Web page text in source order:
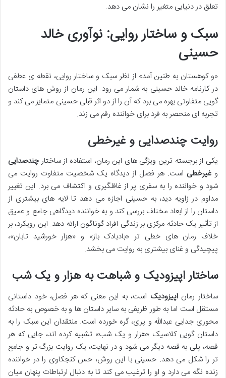
تعلق در دنیایی متغیر را نشان می دهد.
سبک و ساختار روایی: نوآوری خالد
حسینی
«و کوهستان به طنین آمد» از نظر سبک و ساختار روایی، نقطه ی عطفی
در کارنامه خالد حسینی به شمار می رود. این رمان از روش های داستان
گویی متفاوتی بهره می برد که آن را از دو اثر قبلی حسینی متمایز می کند و
تجربه ای منحصر به فرد برای خواننده رقم می زند.
روایت چندصدایی و غیرخطی
یکی از برجسته ترین ویژگی های این رمان، استفاده از ساختارچندصدایی
و غیرخطی است. هر فصل از دیدگاه یک شخصیت متفاوت روایت می
شود و خواننده را به سفری پر از غافلگیری و اکتشاف می برد. این تغییر
مداوم در زاویه دید، به حسینی اجازه می دهد تا لایه های بیشتری از
داستان را از ابعاد مختلف بررسی کند و به خواننده دیدگاهی جامع و عمیق
از تأثیر یک حادثه مرکزی بر زندگی افراد گوناگون ارائه دهد. این رویکرد، بر
خلاف رمان های خطی تر «بادبادک باز» و «هزار خورشید تابان»،
پیچیدگی و غنای بیشتری به روایت می بخشد.
ساختار اپیزودیک و شباهت به هزار و یک شب
ساختار رماناپیزودیک است، به این معنی که هر فصل، خود داستانی
مستقل است اما به طور ظریفی به سایر داستان ها و به خصوص به حادثه
محوری جدایی عبدالله و پری، گره خورده است. منتقدان این سبک را به
داستان گویی کلاسیک «هزار و یک شب» تشبیه کرده اند، جایی که هر
قصه، پلی به قصه دیگر می شود و در نهایت، یک روایت بزرگ تر و جامع
تر را شکل می دهد. حسینی با این روش، حس کنجکاوی را در خواننده
زنده نگه می دارد و او را ترغیب می کند تا به دنبال ارتباطات پنهان میان